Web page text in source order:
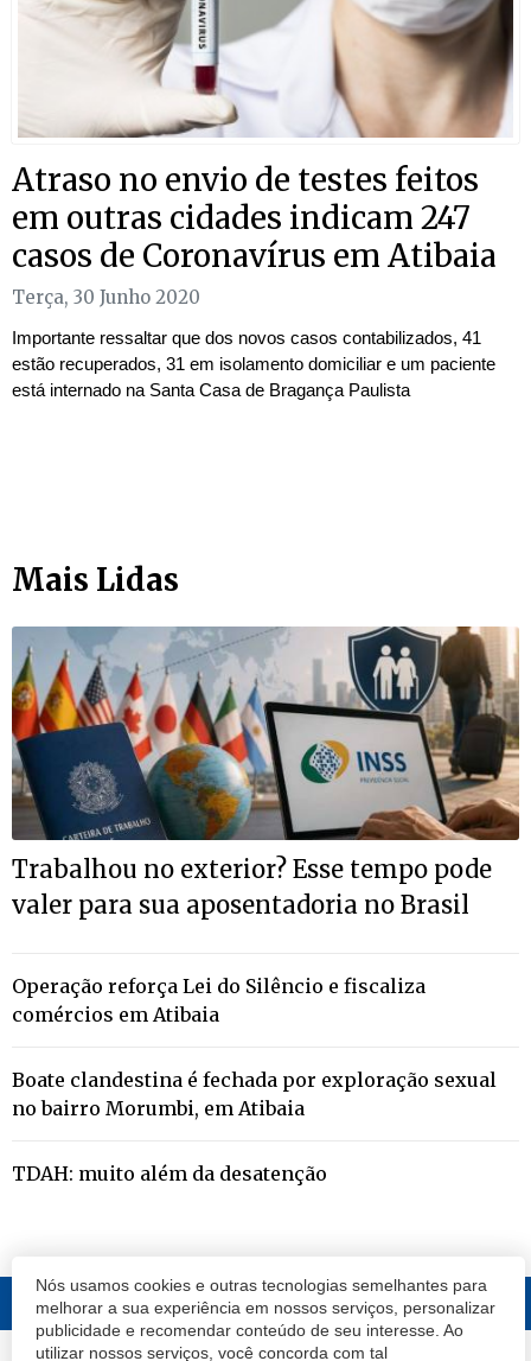
Nós usamos cookies e outras tecnologias semelhantes para
melhorar a sua experiência em nossos serviços, personalizar
publicidade e recomendar conteúdo de seu interesse. Ao
utilizar nossos serviços, você concorda com tal
Atraso no envio de testes feitos
em outras cidades indicam 247
casos de Coronavírus em Atibaia
Terça, 30 Junho 2020
Importante ressaltar que dos novos casos contabilizados, 41
estão recuperados, 31 em isolamento domiciliar e um paciente
está internado na Santa Casa de Bragança Paulista
Mais Lidas
Trabalhou no exterior? Esse tempo pode
valer para sua aposentadoria no Brasil
Operação reforça Lei do Silêncio e fiscaliza
comércios em Atibaia
Boate clandestina é fechada por exploração sexual
no bairro Morumbi, em Atibaia
TDAH: muito além da desatenção